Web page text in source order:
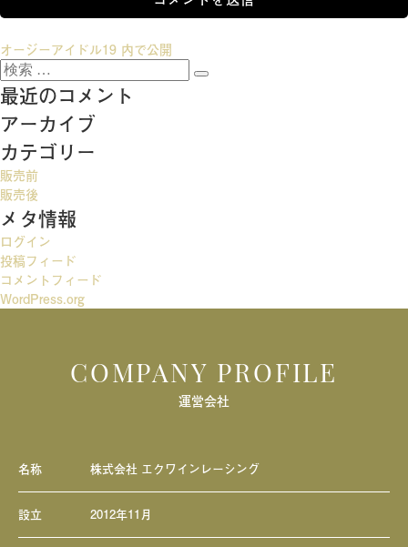
投
稿
ナ
ビ
ゲ
ー
シ
ョ
ン
オージーアイドル19 内で公開
検
索:
検
最近のコメント
アーカイブ
カテゴリー
販売前
販売後
メタ情報
ログイン
投稿フィード
コメントフィード
WordPress.org
COMPANY PROFILE
運営会社
名称 株式会社 エクワインレーシング
設立 2012年11月